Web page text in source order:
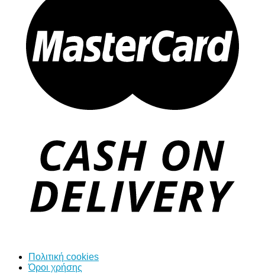
Πολιτική cookies
Όροι χρήσης